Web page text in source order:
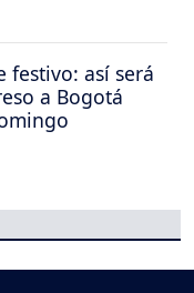
festivo: así será
a Bogotá